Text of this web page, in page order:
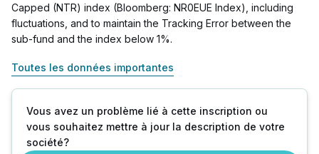
Capped (NTR) index (Bloomberg: NR0EUE Index), including
fluctuations, and to maintain the Tracking Error between the
sub-fund and the index below 1%.
Toutes les données importantes
Vous avez un problème lié à cette inscription ou
vous souhaitez mettre à jour la description de votre
société?